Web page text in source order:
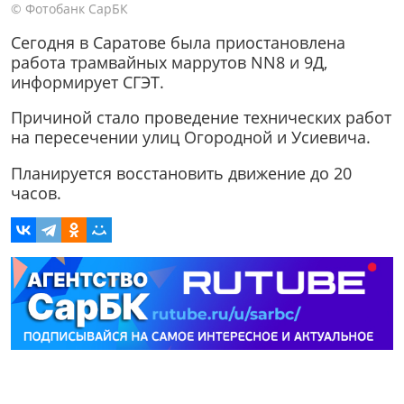
© Фотобанк СарБК
Сегодня в Саратове была приостановлена
работа трамвайных маррутов NN8 и 9Д,
информирует СГЭТ.
Причиной стало проведение технических работ
на пересечении улиц Огородной и Усиевича.
Планируется восстановить движение до 20
часов.